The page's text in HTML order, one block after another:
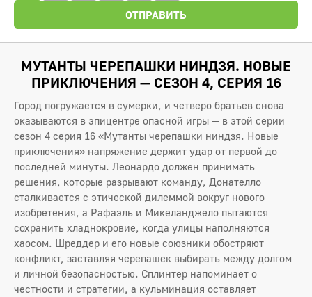
ОТПРАВИТЬ
МУТАНТЫ ЧЕРЕПАШКИ НИНДЗЯ. НОВЫЕ
ПРИКЛЮЧЕНИЯ — СЕЗОН 4, СЕРИЯ 16
Город погружается в сумерки, и четверо братьев снова
оказываются в эпицентре опасной игры — в этой серии
сезон 4 серия 16 «Мутанты черепашки ниндзя. Новые
приключения» напряжение держит удар от первой до
последней минуты. Леонардо должен принимать
решения, которые разрывают команду, Донателло
сталкивается с этической дилеммой вокруг нового
изобретения, а Рафаэль и Микеланджело пытаются
сохранить хладнокровие, когда улицы наполняются
хаосом. Шреддер и его новые союзники обостряют
конфликт, заставляя черепашек выбирать между долгом
и личной безопасностью. Сплинтер напоминает о
честности и стратегии, а кульминация оставляет